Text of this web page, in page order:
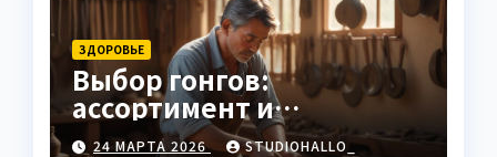
ЗДОРОВЬЕ
Выбор гонгов:
ассортимент и
характеристики
24 МАРТА 2026 STUDIOHALLO_